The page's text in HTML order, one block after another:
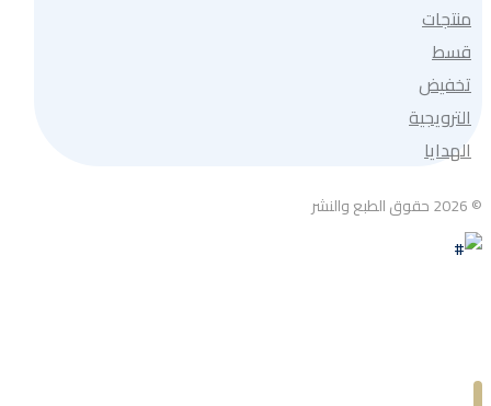
منتجات
قسط
تخفيض
الترويجية
الهدايا
© 2026 حقوق الطبع والنشر